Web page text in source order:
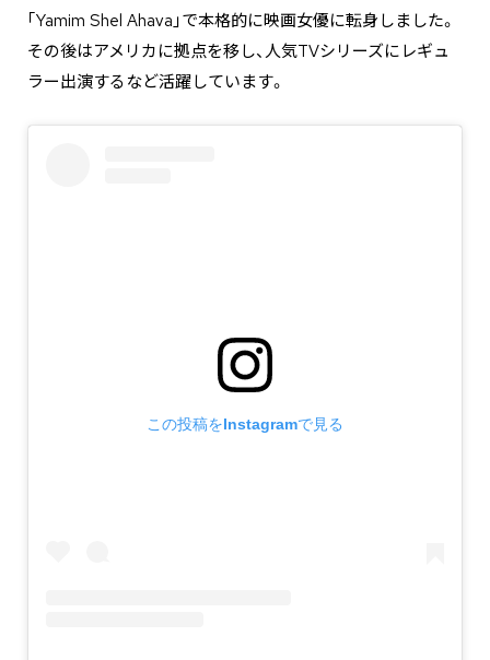
｢Yamim Shel Ahava｣で本格的に映画女優に転身しました。
その後はアメリカに拠点を移し、人気TVシリーズにレギュ
ラー出演するなど活躍しています。
この投稿をInstagramで見る